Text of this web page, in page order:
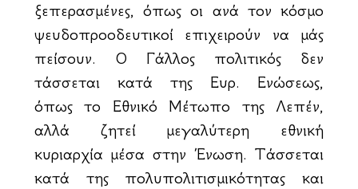
ξεπερασμένες, όπως οι ανά τον κόσμο
ψευδοπροοδευτικοί επιχειρούν να μάς
πείσουν. Ο Γάλλος πολιτικός δεν
τάσσεται κατά της Ευρ. Ενώσεως,
όπως το Εθνικό Μέτωπο της Λεπέν,
αλλά ζητεί μεγαλύτερη εθνική
κυριαρχία μέσα στην Ένωση. Τάσσεται
κατά της πολυπολιτισμικότητας και